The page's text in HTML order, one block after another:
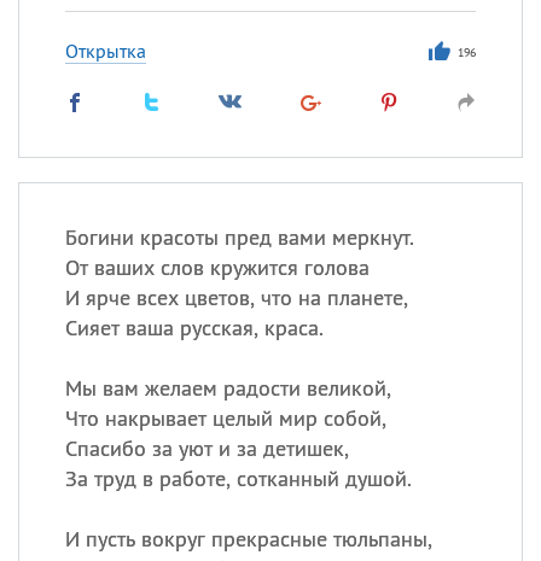
Открытка 196
Богини красоты пред вами меркнут.
От ваших слов кружится голова
И ярче всех цветов, что на планете,
Сияет ваша русская, краса.
Мы вам желаем радости великой,
Что накрывает целый мир собой,
Спасибо за уют и за детишек,
За труд в работе, сотканный душой.
И пусть вокруг прекрасные тюльпаны,